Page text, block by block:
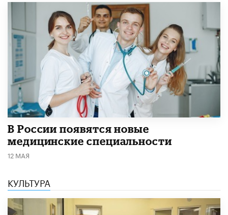
В России появятся новые
медицинские специальности
12 МАЯ
КУЛЬТУРА